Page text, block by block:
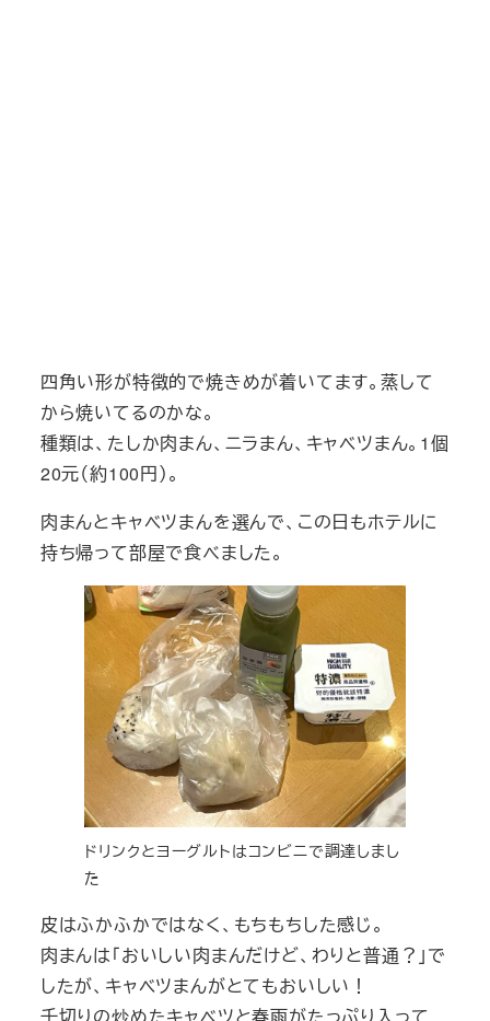
四角い形が特徴的で焼きめが着いてます。蒸して
から焼いてるのかな。
種類は、たしか肉まん、ニラまん、キャベツまん。1個
20元（約100円）。
肉まんとキャベツまんを選んで、この日もホテルに
持ち帰って部屋で食べました。
ドリンクとヨーグルトはコンビニで調達しまし
た
皮はふかふかではなく、もちもちした感じ。
肉まんは「おいしい肉まんだけど、わりと普通？」で
したが、キャベツまんがとてもおいしい！